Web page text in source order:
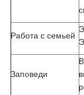
Работа с семьей
Заповеди